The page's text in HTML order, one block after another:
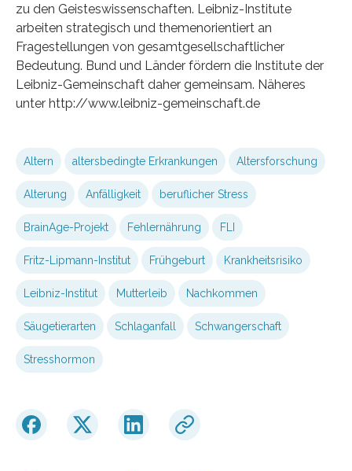
zu den Geisteswissenschaften. Leibniz-Institute
arbeiten strategisch und themenorientiert an
Fragestellungen von gesamtgesellschaftlicher
Bedeutung. Bund und Länder fördern die Institute der
Leibniz-Gemeinschaft daher gemeinsam. Näheres
unter http://www.leibniz-gemeinschaft.de
Altern altersbedingte Erkrankungen Altersforschung
Alterung Anfälligkeit beruflicher Stress
BrainAge-Projekt Fehlernährung FLI
Fritz-Lipmann-Institut Frühgeburt Krankheitsrisiko
Leibniz-Institut Mutterleib Nachkommen
Säugetierarten Schlaganfall Schwangerschaft
Stresshormon